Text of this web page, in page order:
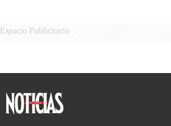
Espacio Publicitario